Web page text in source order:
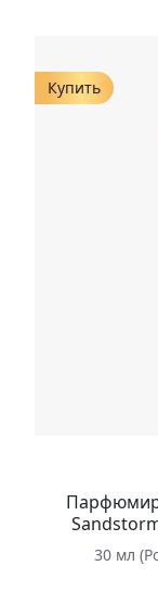
Купить
30 мл